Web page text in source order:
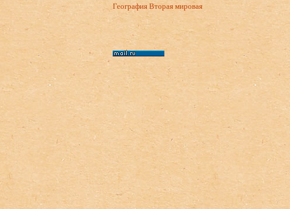
ГеографияВторая мировая